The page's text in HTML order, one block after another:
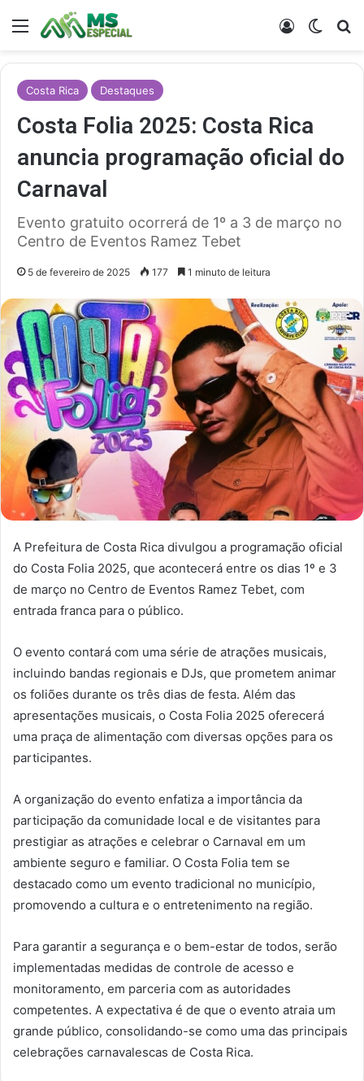
Menu Entrar
Costa Rica Destaques
Costa Folia 2025: Costa Rica
anuncia programação oficial do
Carnaval
Evento gratuito ocorrerá de 1º a 3 de março no
Centro de Eventos Ramez Tebet
5 de fevereiro de 2025 177 1 minuto de leitura
A Prefeitura de Costa Rica divulgou a programação oficial
do Costa Folia 2025, que acontecerá entre os dias 1º e 3
de março no Centro de Eventos Ramez Tebet, com
entrada franca para o público.
O evento contará com uma série de atrações musicais,
incluindo bandas regionais e DJs, que prometem animar
os foliões durante os três dias de festa. Além das
apresentações musicais, o Costa Folia 2025 oferecerá
uma praça de alimentação com diversas opções para os
participantes.
A organização do evento enfatiza a importância da
participação da comunidade local e de visitantes para
prestigiar as atrações e celebrar o Carnaval em um
ambiente seguro e familiar. O Costa Folia tem se
destacado como um evento tradicional no município,
promovendo a cultura e o entretenimento na região.
Para garantir a segurança e o bem-estar de todos, serão
implementadas medidas de controle de acesso e
monitoramento, em parceria com as autoridades
competentes. A expectativa é de que o evento atraia um
grande público, consolidando-se como uma das principais
celebrações carnavalescas de Costa Rica.